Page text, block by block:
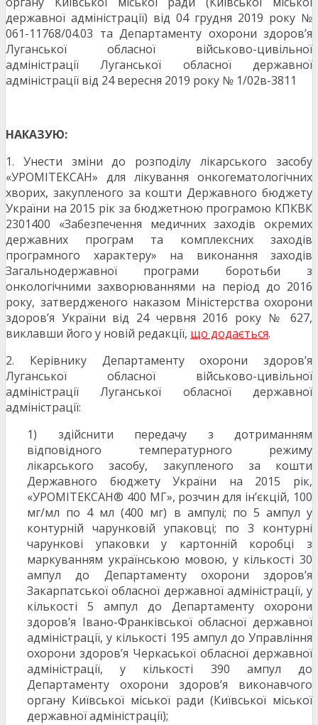
державної адміністрації) від 04 грудня 2019 року №
061-11768/04.03 та Департаменту охорони здоров’я
Луганської обласної військово-цивільної
адміністрації Луганської обласної державної
адміністрації від 24 вересня 2019 року № 1/02в-3811
НАКАЗУЮ:
1. Унести зміни до розподілу лікарського засобу
«УРОМІТЕКСАН» для лікування онкогематологічних
хворих, закупленого за кошти Державного бюджету
України на 2015 рік за бюджетною програмою КПКВК
2301400 «Забезпечення медичних заходів окремих
державних програм та комплексних заходів
програмного характеру» на виконання заходів
Загальнодержавної програми боротьби з
онкологічними захворюваннями на період до 2016
року, затвердженого наказом Міністерства охорони
здоров’я України від 24 червня 2016 року № 627,
виклавши його у новій редакції, що додається.
2. Керівнику Департаменту охорони здоров’я
Луганської обласної військово-цивільної
адміністрації Луганської обласної державної
адміністрації:
1) здійснити передачу з дотриманням
відповідного температурного режиму
лікарського засобу, закупленого за кошти
Державного бюджету України на 2015 рік,
«УРОМІТЕКСАН® 400 МГ», розчин для ін’єкцій, 100
мг/мл по 4 мл (400 мг) в ампулі; по 5 ампул у
контурній чарунковій упаковці; по 3 контурні
чарункові упаковки у картонній коробці з
маркуванням українською мовою, у кількості 30
ампул до Департаменту охорони здоров’я
Закарпатської обласної державної адміністрації, у
кількості 5 ампул до Департаменту охорони
здоров’я Івано-Франківської обласної державної
адміністрації, у кількості 195 ампул до Управління
охорони здоров’я Черкаської обласної державної
адміністрації, у кількості 390 ампул до
Департаменту охорони здоров’я виконавчого
органу Київської міської ради (Київської міської
державної адміністрації);